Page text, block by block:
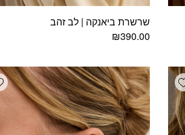
שרשרת ביאנקה | לב זהב
₪390.00
Add wishlist